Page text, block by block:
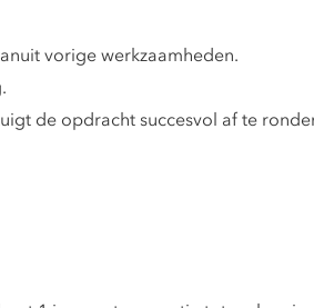
vorige werkzaamheden.
de opdracht succesvol af te